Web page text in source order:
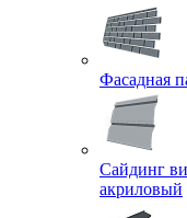
Фасадная
Сайдинг
акриловый